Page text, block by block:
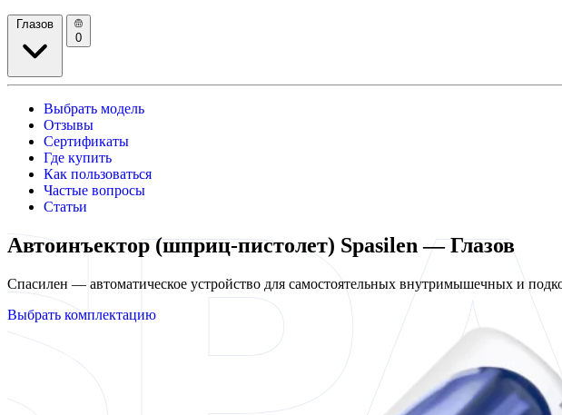
Глазов
0
Выбрать модель
Отзывы
Сертификаты
Где купить
Как пользоваться
Частые вопросы
Статьи
Автоинъектор (шприц-пистолет) Spasilen — Глазов
Спасилен — автоматическое устройство для самостоятельных внутримышечных и
Выбрать комплектацию